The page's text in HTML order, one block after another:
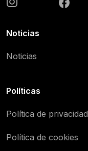
Noticias
Noticias
Políticas
Política de privacidad
Política de cookies